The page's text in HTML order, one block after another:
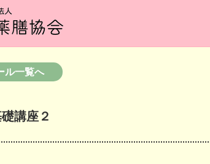
ル一覧へ
講座２